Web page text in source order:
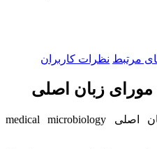
مرتبط نظرات کاربران
زبان اصلی
کتاب میکروبیولوژی مورای زبان اصلی medical microbiology